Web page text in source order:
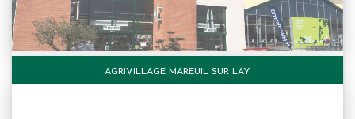
AGRIVILLAGE MAREUIL SUR LAY